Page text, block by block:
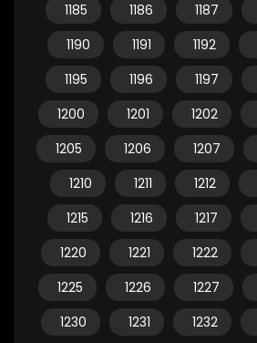
1185
1186 1187
1190
1191 1192
1195
1196 1197
1200
1201 1202
1205
1206 1207
1210
1211 1212
1215
1216 1217
1220
1221 1222
1225
1226 1227
1230
1231 1232